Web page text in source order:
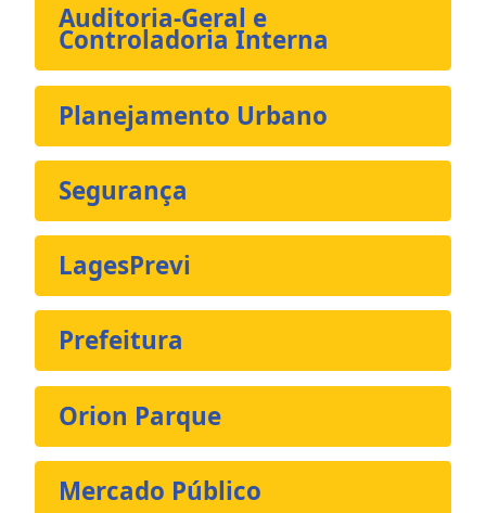
Auditoria-Geral e
Controladoria Interna
Planejamento Urbano
Segurança
LagesPrevi
Prefeitura
Orion Parque
Mercado Público